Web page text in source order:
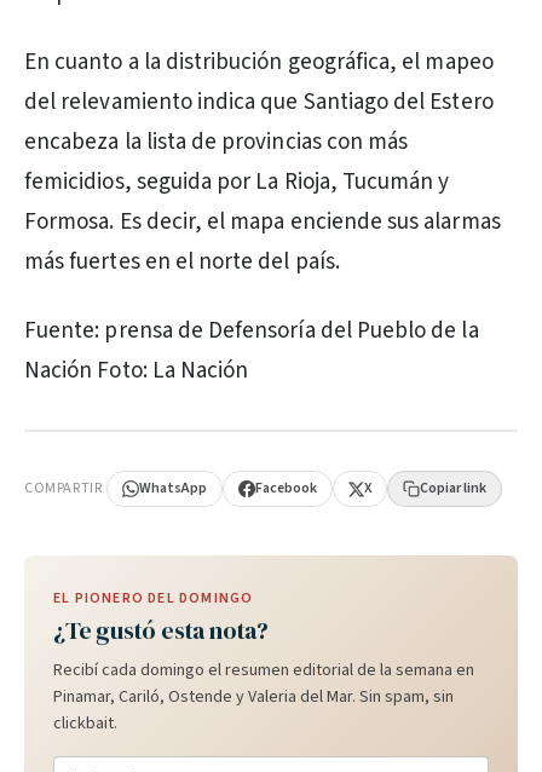
En cuanto a la distribución geográfica, el mapeo
del relevamiento indica que Santiago del Estero
encabeza la lista de provincias con más
femicidios, seguida por La Rioja, Tucumán y
Formosa. Es decir, el mapa enciende sus alarmas
más fuertes en el norte del país.
Fuente: prensa de Defensoría del Pueblo de la
Nación Foto: La Nación
COMPARTIR WhatsApp Facebook X Copiar link
EL PIONERO DEL DOMINGO
¿Te gustó esta nota?
Recibí cada domingo el resumen editorial de la semana en
Pinamar, Cariló, Ostende y Valeria del Mar. Sin spam, sin
clickbait.